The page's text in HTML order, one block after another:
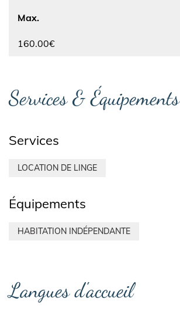
Max.
160.00€
Services & Équipements
Services
LOCATION DE LINGE
Équipements
HABITATION INDÉPENDANTE
Langues d'accueil